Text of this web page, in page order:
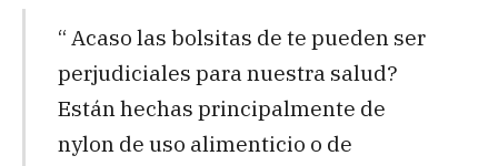
“ Acaso las bolsitas de te pueden ser
perjudiciales para nuestra salud?
Están hechas principalmente de
nylon de uso alimenticio o de